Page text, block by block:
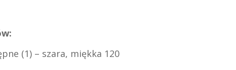
(1) – szara, miękka 120